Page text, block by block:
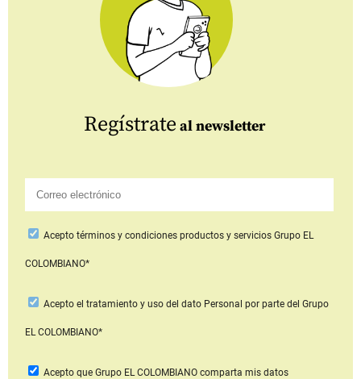
Regístrate al newsletter
Aceptotérminos y condiciones productos y serviciosGrupo EL
COLOMBIANO*
Acepto el tratamiento y uso del dato Personal por parte del Grupo
EL COLOMBIANO*
Acepto que Grupo EL COLOMBIANOcomparta mis datos